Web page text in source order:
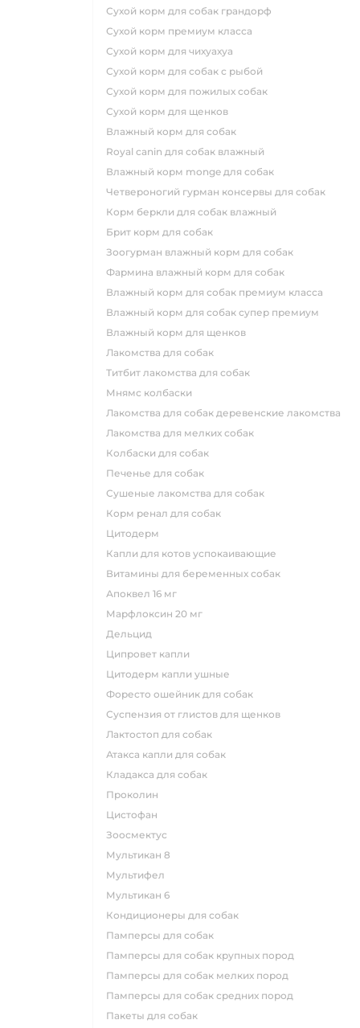
сухой корм для собак грандорф
сухой корм премиум класса
сухой корм для чихуахуа
сухой корм для собак с рыбой
сухой корм для пожилых собак
сухой корм для щенков
влажный корм для собак
royal canin для собак влажный
влажный корм monge для собак
четвероногий гурман консервы для собак
корм беркли для собак влажный
брит корм для собак
зоогурман влажный корм для собак
фармина влажный корм для собак
влажный корм для собак премиум класса
влажный корм для собак супер премиум
влажный корм для щенков
лакомства для собак
титбит лакомства для собак
мнямс колбаски
лакомства для собак деревенские лакомства
лакомства для мелких собак
колбаски для собак
печенье для собак
сушеные лакомства для собак
корм ренал для собак
цитодерм
капли для котов успокаивающие
витамины для беременных собак
апоквел 16 мг
марфлоксин 20 мг
дельцид
ципровет капли
цитодерм капли ушные
форесто ошейник для собак
суспензия от глистов для щенков
лактостоп для собак
атакса капли для собак
кладакса для собак
проколин
цистофан
зоосмектус
мультикан 8
мультифел
мультикан 6
кондиционеры для собак
памперсы для собак
памперсы для собак крупных пород
памперсы для собак мелких пород
памперсы для собак средних пород
пакеты для собак